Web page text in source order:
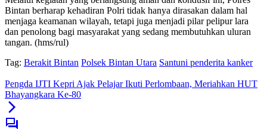
Bintan berharap kehadiran Polri tidak hanya dirasakan dalam hal
menjaga keamanan wilayah, tetapi juga menjadi pilar pelipur lara
dan penolong bagi masyarakat yang sedang membutuhkan uluran
tangan. (hms/rul)
Tag: Berakit Bintan Polsek Bintan Utara Santuni penderita kanker
Pengda IJTI Kepri Ajak Pelajar Ikuti Perlombaan, Meriahkan HUT
Bhayangkara Ke-80